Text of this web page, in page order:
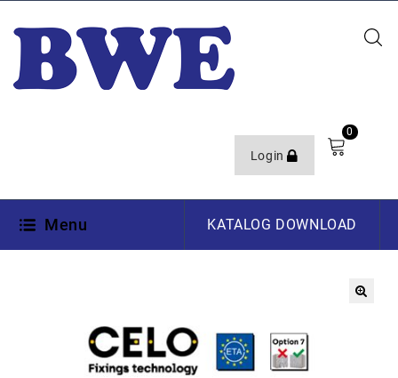
Login
0
Menu KATALOG DOWNLOAD